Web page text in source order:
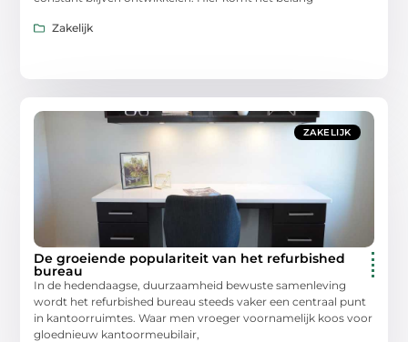
Zakelijk
ZAKELIJK
De groeiende populariteit van het refurbished
bureau
In de hedendaagse, duurzaamheid bewuste samenleving
wordt het refurbished bureau steeds vaker een centraal punt
in kantoorruimtes. Waar men vroeger voornamelijk koos voor
gloednieuw kantoormeubilair,